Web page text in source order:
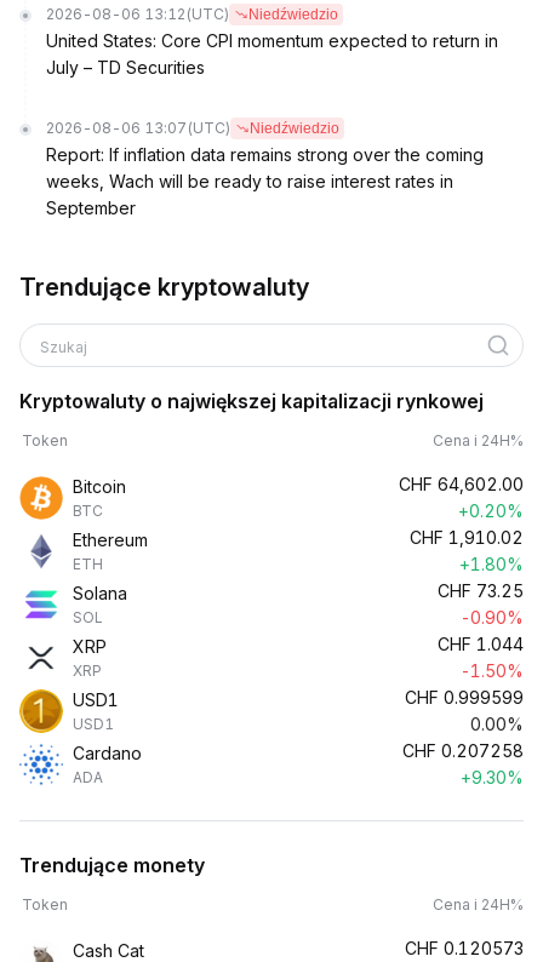
2026-08-06 13:12 (UTC) Niedźwiedzio
United States: Core CPI momentum expected to return in
July – TD Securities
2026-08-06 13:07 (UTC) Niedźwiedzio
Report: If inflation data remains strong over the coming
weeks, Wach will be ready to raise interest rates in
September
Trendujące kryptowaluty
Szukaj
Kryptowaluty o największej kapitalizacji rynkowej
Token Cena i 24H%
Bitcoin
BTC
CHF 64,602.00
+0.20%
Ethereum
ETH
CHF 1,910.02
+1.80%
Solana
SOL
CHF 73.25
-0.90%
XRP
XRP
CHF 1.044
-1.50%
USD1
USD1
CHF 0.999599
0.00%
Cardano
ADA
CHF 0.207258
+9.30%
Trendujące monety
Token Cena i 24H%
Cash Cat CHF 0.120573